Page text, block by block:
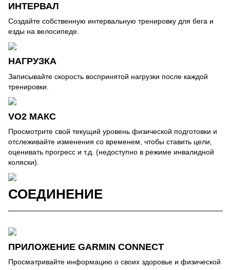
ИНТЕРВАЛ
Создайте собственную интервальную тренировку для бега и
езды на велосипеде.
НАГРУЗКА
Записывайте скорость воспринятой нагрузки после каждой
тренировки.
VO2 МАКС
Просмотрите свой текущий уровень физической подготовки и
отслеживайте изменения со временем, чтобы ставить цели,
оценивать прогресс и т.д. (недоступно в режиме инвалидной
коляски).
СОЕДИНЕНИЕ
ПРИЛОЖЕНИЕ GARMIN CONNECT
Просматривайте информацию о своих здоровье и физической